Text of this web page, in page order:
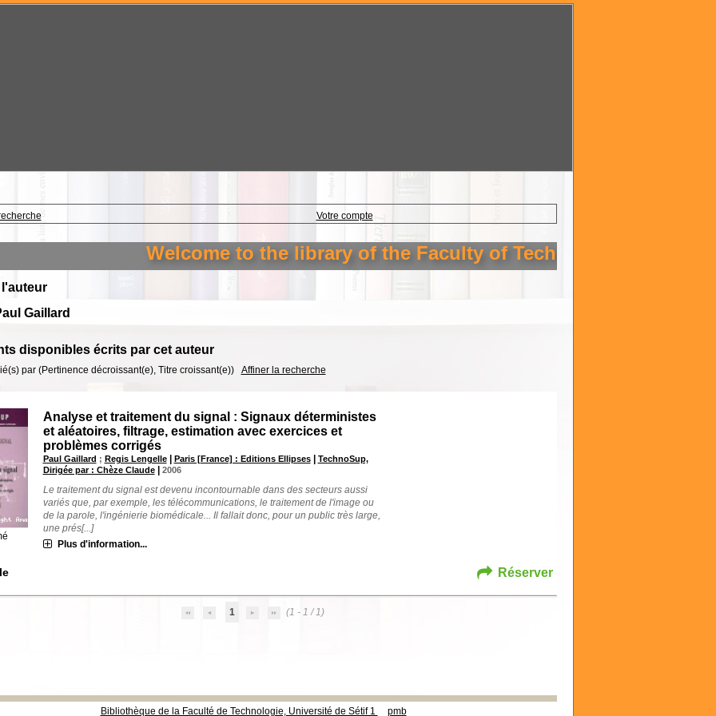
Votre compte
Welcome to the library of the Faculty of Technology Setif 1
l'auteur
Gaillard
disponibles écrits par cet auteur
par (Pertinence décroissant(e), Titre croissant(e)) Affiner la recherche
Analyse et traitement du signal : Signaux déterministes
et aléatoires, filtrage, estimation avec exercices et
problèmes corrigés
Paul Gaillard ; Regis Lengelle Paris [France] : Editions Ellipses|
TechnoSup,
Dirigée par : Chèze Claude| 2006
Le traitement du signal est devenu incontournable dans des secteurs aussi
variés que, par exemple, les télécommunications, le traitement de l'image ou
de la parole, l'ingénierie biomédicale... Il fallait donc, pour un public très large,
une prés[...]
Plus d'information...
Réserver
1 (1 - 1 / 1)
Bibliothèque de la Faculté de Technologie, Université de Sétif 1 pmb